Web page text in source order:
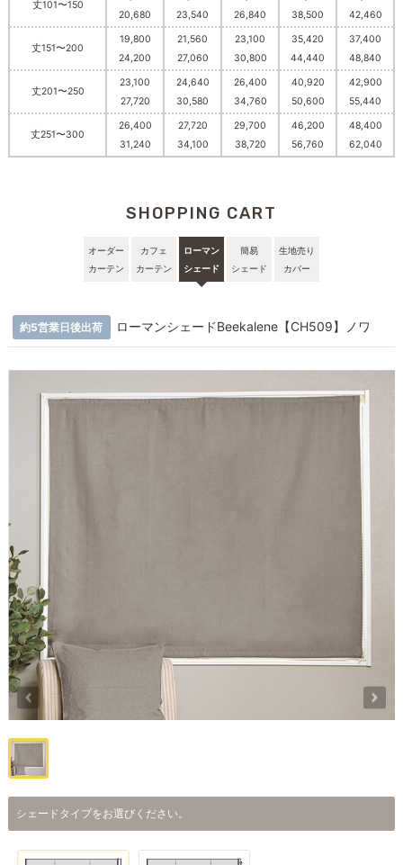
丈101〜150
20,680
23,540
26,840
38,500
42,460
丈151〜200
19,800
24,200
21,560
27,060
23,100
30,800
35,420
44,440
37,400
48,840
丈201〜250
23,100
27,720
24,640
30,580
26,400
34,760
40,920
50,600
42,900
55,440
丈251〜300
26,400
31,240
27,720
34,100
29,700
38,720
46,200
56,760
48,400
62,040
SHOPPING CART
オーダー
カーテン
カフェ
カーテン
ローマン
シェード
簡易
シェード
生地売り
カバー
約5営業日後出荷 ローマンシェードBeekalene【CH509】ノワ
シェードタイプをお選びください。